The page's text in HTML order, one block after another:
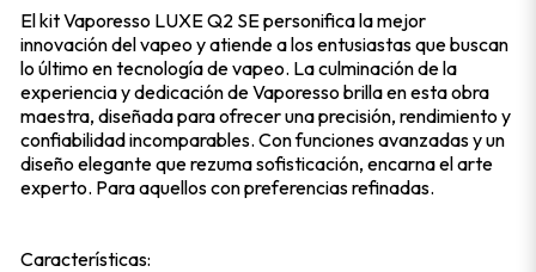
El kit Vaporesso LUXE Q2 SE personifica la mejor
innovación del vapeo y atiende a los entusiastas que buscan
lo último en tecnología de vapeo. La culminación de la
experiencia y dedicación de Vaporesso brilla en esta obra
maestra, diseñada para ofrecer una precisión, rendimiento y
confiabilidad incomparables. Con funciones avanzadas y un
diseño elegante que rezuma sofisticación, encarna el arte
experto. Para aquellos con preferencias refinadas.
Características: